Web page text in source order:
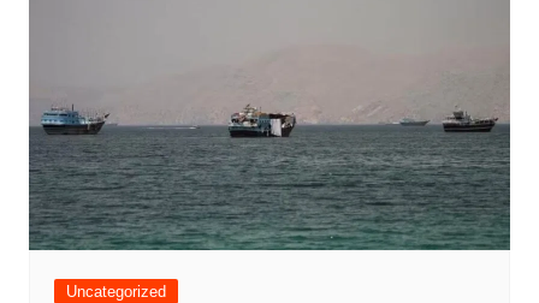
Uncategorized